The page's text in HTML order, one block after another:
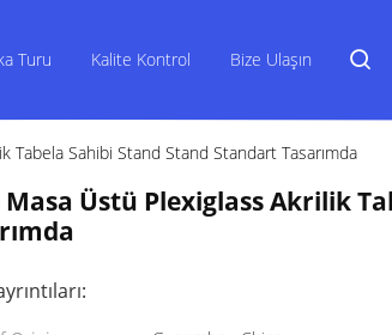
Turu Kalite Kontrol Bize Ulaşın
Tabela Sahibi Stand Stand Standart Tasarımda
Masa Üstü Plexiglass Akrilik